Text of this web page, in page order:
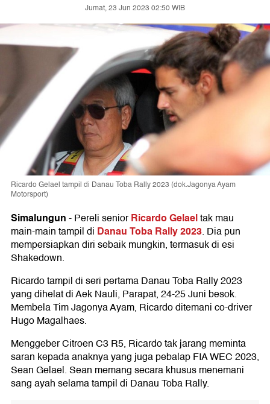
Jumat, 23 Jun 2023 02:50 WIB
Ricardo Gelael tampil di Danau Toba Rally 2023 (dok.Jagonya Ayam
Motorsport)
Simalungun-Pereli seniorRicardo Gelaeltak mau
main-main tampil di Danau Toba Rally 2023. Dia pun
mempersiapkan diri sebaik mungkin, termasuk di esi
Shakedown.
Ricardo tampil di seri pertama Danau Toba Rally 2023
yang dihelat di Aek Nauli, Parapat, 24-25 Juni besok.
Membela Tim Jagonya Ayam, Ricardo ditemani co-driver
Hugo Magalhaes.
Menggeber Citroen C3 R5, Ricardo tak jarang meminta
saran kepada anaknya yang juga pebalap FIA WEC 2023,
Sean Gelael. Sean memang secara khusus menemani
sang ayah selama tampil di Danau Toba Rally.